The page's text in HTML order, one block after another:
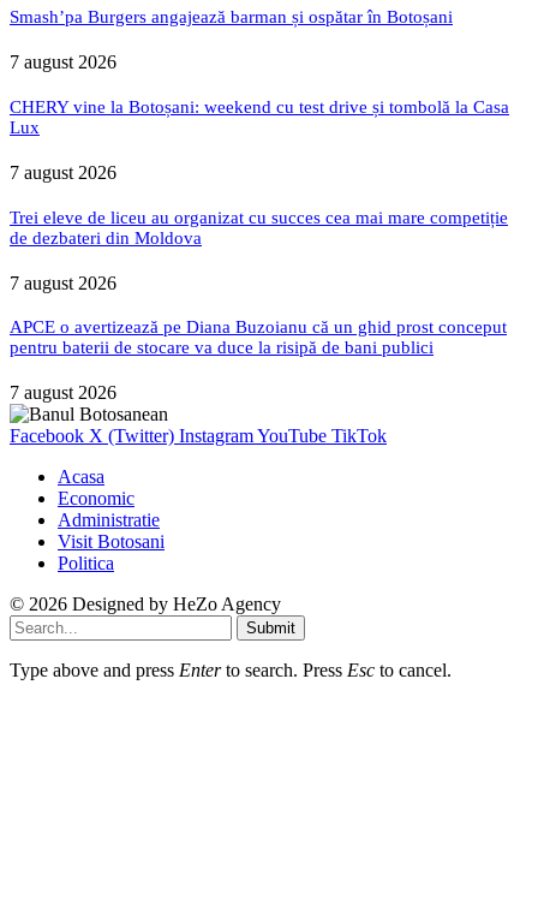
Smash’pa Burgers angajează barman și ospătar în Botoșani
7 august 2026
CHERY vine la Botoșani: weekend cu test drive și tombolă la Casa
Lux
7 august 2026
Trei eleve de liceu au organizat cu succes cea mai mare competiție
de dezbateri din Moldova
7 august 2026
APCE o avertizează pe Diana Buzoianu că un ghid prost conceput
pentru baterii de stocare va duce la risipă de bani publici
7 august 2026
Facebook X (Twitter) InstagramYouTube TikTok
Acasa
Economic
Administratie
Visit Botosani
Politica
© 2026 Designed by HeZo Agency
Submit
Type above and press Enterto search. Press Esc to cancel.